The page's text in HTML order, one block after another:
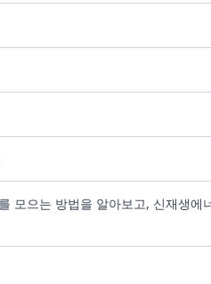
모으는 방법을 알아보고, 신재생에